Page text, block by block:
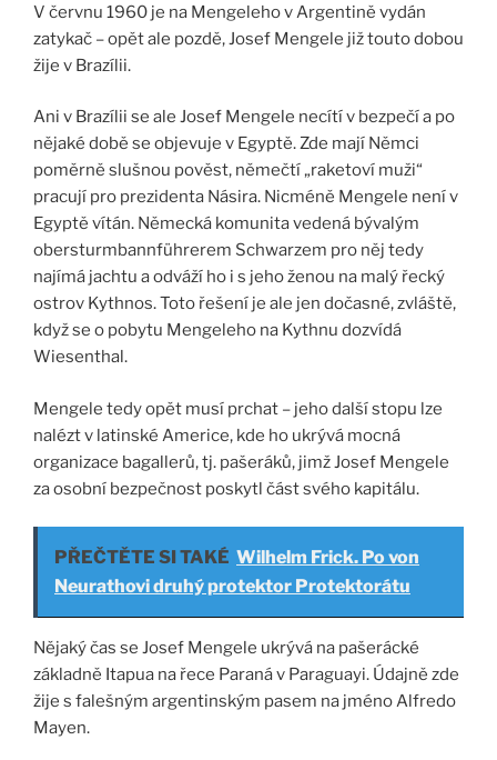
V červnu 1960 je na Mengeleho v Argentině vydán
zatykač – opět ale pozdě, Josef Mengele již touto dobou
žije v Brazílii.
Ani v Brazílii se ale Josef Mengele necítí v bezpečí a po
nějaké době se objevuje v Egyptě. Zde mají Němci
poměrně slušnou pověst, němečtí „raketoví muži“
pracují pro prezidenta Násira. Nicméně Mengele není v
Egyptě vítán. Německá komunita vedená bývalým
obersturmbannführerem Schwarzem pro něj tedy
najímá jachtu a odváží ho i s jeho ženou na malý řecký
ostrov Kythnos. Toto řešení je ale jen dočasné, zvláště,
když se o pobytu Mengeleho na Kythnu dozvídá
Wiesenthal.
Mengele tedy opět musí prchat – jeho další stopu lze
nalézt v latinské Americe, kde ho ukrývá mocná
organizace bagallerů, tj. pašeráků, jimž Josef Mengele
za osobní bezpečnost poskytl část svého kapitálu.
PŘEČTĚTE SI TAKÉ Wilhelm Frick. Po von
Neurathovi druhý protektor Protektorátu
Nějaký čas se Josef Mengele ukrývá na pašerácké
základně Itapua na řece Paraná v Paraguayi. Údajně zde
žije s falešným argentinským pasem na jméno Alfredo
Mayen.